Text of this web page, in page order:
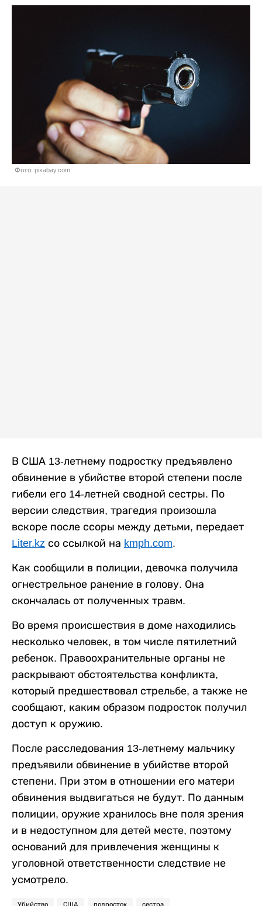
Фото: pixabay.com
В США 13-летнему подростку предъявлено
обвинение в убийстве второй степени после
гибели его 14-летней сводной сестры. По
версии следствия, трагедия произошла
вскоре после ссоры между детьми, передает
Liter.kz со ссылкой на kmph.com.
Как сообщили в полиции, девочка получила
огнестрельное ранение в голову. Она
скончалась от полученных травм.
Во время происшествия в доме находились
несколько человек, в том числе пятилетний
ребенок. Правоохранительные органы не
раскрывают обстоятельства конфликта,
который предшествовал стрельбе, а также не
сообщают, каким образом подросток получил
доступ к оружию.
После расследования 13-летнему мальчику
предъявили обвинение в убийстве второй
степени. При этом в отношении его матери
обвинения выдвигаться не будут. По данным
полиции, оружие хранилось вне поля зрения
и в недоступном для детей месте, поэтому
оснований для привлечения женщины к
уголовной ответственности следствие не
усмотрело.
Убийство США подросток сестра